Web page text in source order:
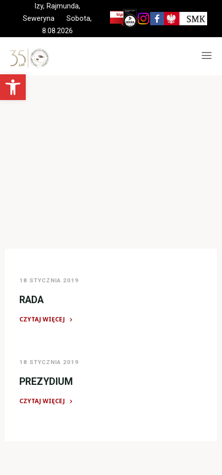
Otwórz pasek narzędzi
Izy, Rajmunda,
Seweryna Sobota,
8.08.2026
18 STYCZNIA 2019
RADA
CZYTAJ WIĘCEJ
18 STYCZNIA 2019
PREZYDIUM
CZYTAJ WIĘCEJ